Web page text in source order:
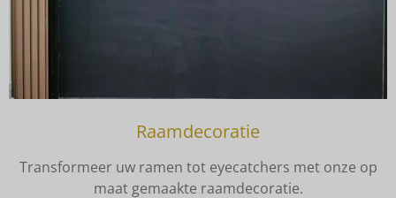
Raamdecoratie
Transformeer uw ramen tot eyecatchers met onze op
maat gemaakte raamdecoratie.